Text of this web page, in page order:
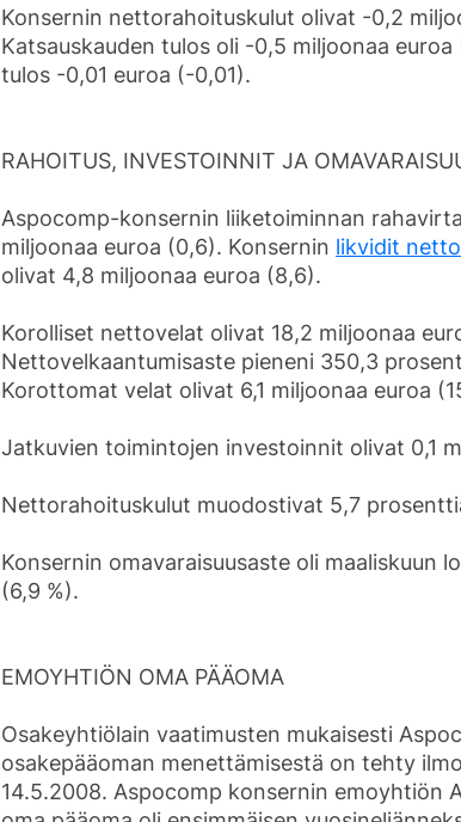
Konsernin nettorahoituskulut olivat -0,2
Katsauskauden tulos oli -0,5 miljoonaa
tulos -0,01 euroa (-0,01).
RAHOITUS, INVESTOINNIT JA
Aspocomp-konsernin liiketoiminnan
miljoonaa euroa (0,6). Konsernin likvidit
olivat 4,8 miljoonaa euroa (8,6).
Korolliset nettovelat olivat 18,2 miljoonaa
Nettovelkaantumisaste pieneni 350,3
Korottomat velat olivat 6,1 miljoonaa euroa
Jatkuvien toimintojen investoinnit olivat 0,1
Nettorahoituskulut muodostivat 5,7
Konsernin omavaraisuusaste oli maaliskuun
(6,9 %).
EMOYHTIÖN OMA PÄÄOMA
Osakeyhtiölain vaatimusten mukaisesti
osakepääoman menettämisestä on tehty
14.5.2008. Aspocomp konsernin emoyhtiön